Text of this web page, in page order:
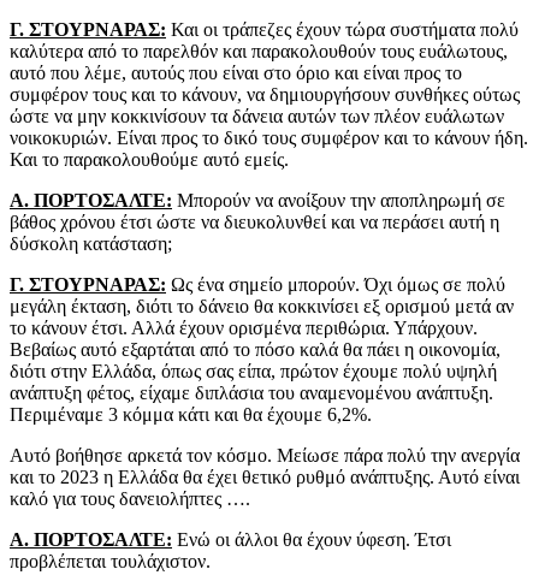
Γ. ΣΤΟΥΡΝΑΡΑΣ: Και οι τράπεζες έχουν τώρα συστήματα πολύ
καλύτερα από το παρελθόν και παρακολουθούν τους ευάλωτους,
αυτό που λέμε, αυτούς που είναι στο όριο και είναι προς το
συμφέρον τους και το κάνουν, να δημιουργήσουν συνθήκες ούτως
ώστε να μην κοκκινίσουν τα δάνεια αυτών των πλέον ευάλωτων
νοικοκυριών. Είναι προς το δικό τους συμφέρον και το κάνουν ήδη.
Και το παρακολουθούμε αυτό εμείς.
Α. ΠΟΡΤΟΣΑΛΤΕ: Μπορούν να ανοίξουν την αποπληρωμή σε
βάθος χρόνου έτσι ώστε να διευκολυνθεί και να περάσει αυτή η
δύσκολη κατάσταση;
Γ. ΣΤΟΥΡΝΑΡΑΣ: Ως ένα σημείο μπορούν. Όχι όμως σε πολύ
μεγάλη έκταση, διότι το δάνειο θα κοκκινίσει εξ ορισμού μετά αν
το κάνουν έτσι. Αλλά έχουν ορισμένα περιθώρια. Υπάρχουν.
Βεβαίως αυτό εξαρτάται από το πόσο καλά θα πάει η οικονομία,
διότι στην Ελλάδα, όπως σας είπα, πρώτον έχουμε πολύ υψηλή
ανάπτυξη φέτος, είχαμε διπλάσια του αναμενομένου ανάπτυξη.
Περιμέναμε 3 κόμμα κάτι και θα έχουμε 6,2%.
Αυτό βοήθησε αρκετά τον κόσμο. Μείωσε πάρα πολύ την ανεργία
και το 2023 η Ελλάδα θα έχει θετικό ρυθμό ανάπτυξης. Αυτό είναι
καλό για τους δανειολήπτες ….
Α. ΠΟΡΤΟΣΑΛΤΕ: Ενώ οι άλλοι θα έχουν ύφεση. Έτσι
προβλέπεται τουλάχιστον.